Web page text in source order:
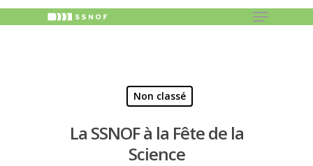
Hit enter to search or ESC to close
Non classé
La SSNOF à la Fête de la
Science